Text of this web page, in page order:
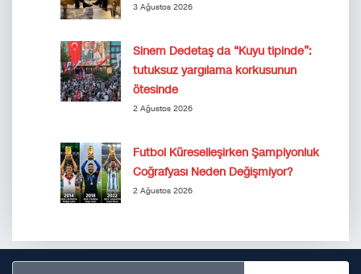
3 Ağustos 2026
Sinem Dedetaş da “Kuyu tipinde”:
tutuksuz yargılama korkusunun
ötesinde
2 Ağustos 2026
Futbol Küreselleşirken Şampiyonluk
Coğrafyası Neden Değişmiyor?
2 Ağustos 2026